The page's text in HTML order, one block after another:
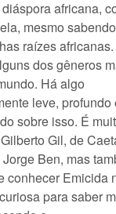
africana,
mesmo
raízes
dos gêneros
Há algo
leve, profundo
sobre isso. É
Gil, de
Ben, mas
conhecer Emicida
para saber